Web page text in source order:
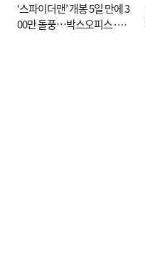
‘스파이더맨’ 개봉 5일 만에 3
00만 돌풍…박스오피스·예